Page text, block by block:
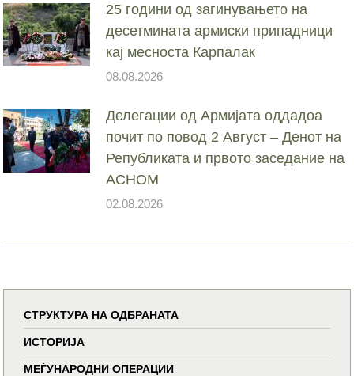
25 години од загинувањето на
десетмината армиски припадници
кај месноста Карпалак
08.08.2026
Делегации од Армијата оддадоа
почит по повод 2 Август – Денот на
Републиката и првото заседание на
АСНОМ
02.08.2026
СТРУКТУРА НА ОДБРАНАТА
ИСТОРИЈА
МЕЃУНАРОДНИ ОПЕРАЦИИ